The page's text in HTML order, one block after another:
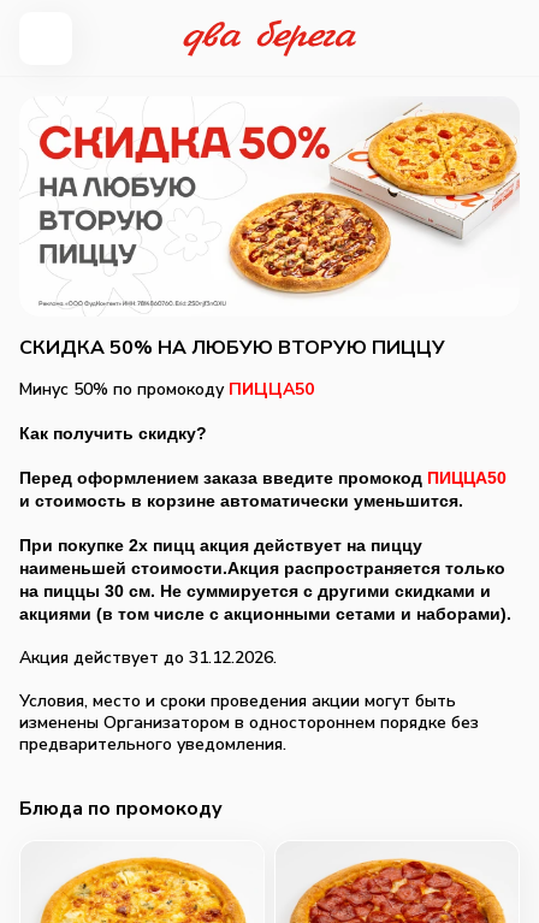
СКИДКА 50% НА ЛЮБУЮ ВТОРУЮ ПИЦЦУ
Минус 50% по промокоду ПИЦЦА50
Как получить скидку?
Перед оформлением заказа введите промокод ПИЦЦА50
и стоимость в корзине автоматически уменьшится.
При покупке 2х пицц акция действует на пиццу
наименьшей стоимости.Акция распространяется только
на пиццы 30 см. Не суммируется с другими скидками и
акциями (в том числе с акционными сетами и наборами).
Акция действует до 31.12.2026.
Условия, место и сроки проведения акции могут быть
изменены Организатором в одностороннем порядке без
предварительного уведомления.
Блюда по промокоду